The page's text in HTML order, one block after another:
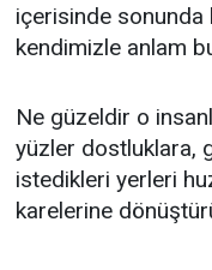
içerisinde sonunda
kendimizle anlam
Ne güzeldir o
yüzler dostluklara,
istedikleri yerleri
karelerine